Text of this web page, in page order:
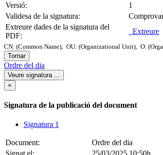
Versió:
1
Validesa de la signatura:
Extreure dades de la signatura del
PDF:
Extreure
CN: (Common Name), OU: (Organizational Unit), O:
Tornar
Ordre del dia
Veure signatura
×
Signatura de la publicació del document
Signatura 1
Document:
Ordre del dia